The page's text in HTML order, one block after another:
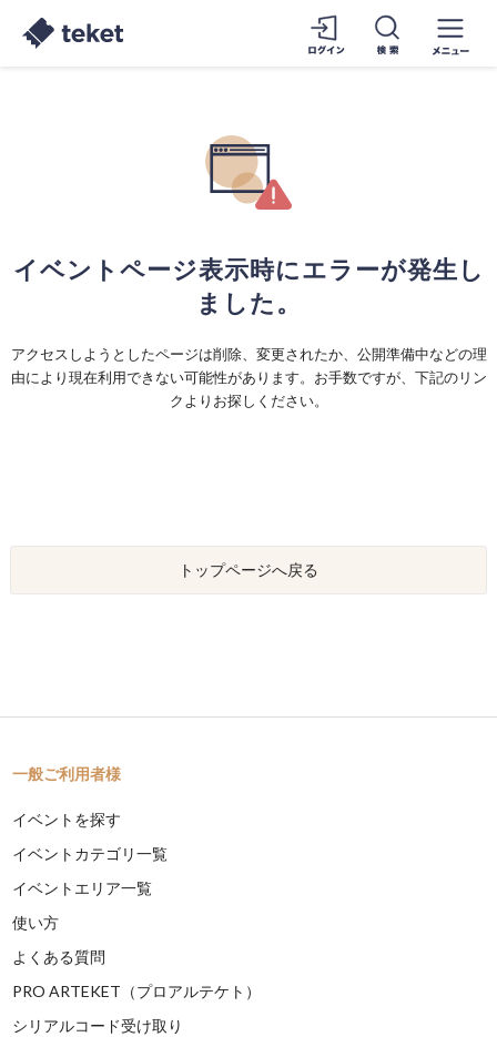
イベントページ表示時にエラーが発生し
ました。
アクセスしようとしたページは削除、変更されたか、公開準備中などの理
由により現在利用できない可能性があります。お手数ですが、下記のリン
クよりお探しください。
トップページへ戻る
一般ご利用者様
イベントを探す
イベントカテゴリ一覧
イベントエリア一覧
使い方
よくある質問
PRO ARTEKET（プロアルテケト）
シリアルコード受け取り